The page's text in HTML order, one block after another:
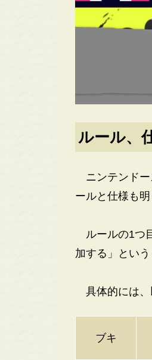
ルール、
ニンテンドー
ールと仕様も明
ルールの1つ
加する」という
具体的には、
ブキ